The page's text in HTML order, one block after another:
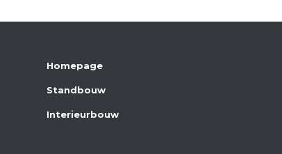
Homepage
Standbouw
Interieurbouw